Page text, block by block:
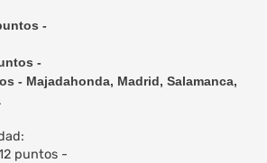
-
-
- Majadahonda, Madrid, Salamanca,
puntos -